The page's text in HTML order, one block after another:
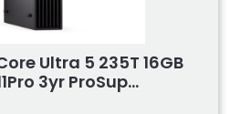
Ultra 5 235T 16GB
3yr ProSup...